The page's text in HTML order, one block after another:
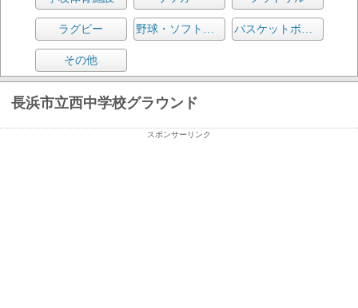
ラグビー 野球・ソフトボール バスケットボール
その他
長浜市立西中学校グラウンド
スポンサーリンク